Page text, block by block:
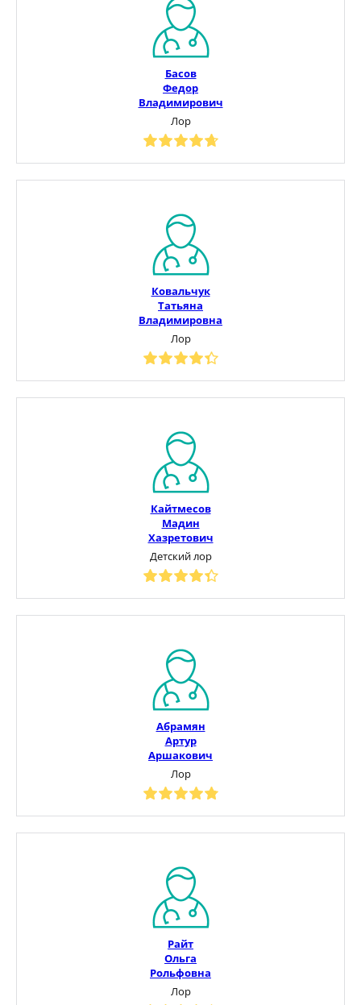
Басов
Федор
Владимирович
Лор
Ковальчук
Татьяна
Владимировна
Лор
Кайтмесов
Мадин
Хазретович
Детский лор
Абрамян
Артур
Аршакович
Лор
Райт
Ольга
Рольфовна
Лор